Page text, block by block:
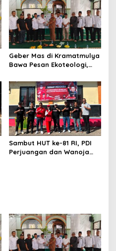
Geber Mas di Kramatmulya
Bawa Pesan Ekoteologi,
Tanam Pohon
Sambut HUT ke-81 RI, PDI
Perjuangan dan Wanoja